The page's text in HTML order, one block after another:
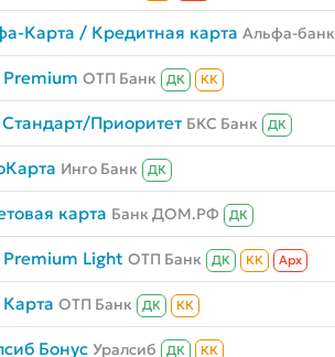
Карта / Кредитная карта Альфа-банк
ОТП Банк ДК КК
Приоритет БКС Банк ДК
Инго Банк ДК
карта Банк ДОМ.РФ ДК
Light ОТП Банк ДК КК Aрх
ОТП Банк ДК КК
Бонус Уралсиб ДК КК